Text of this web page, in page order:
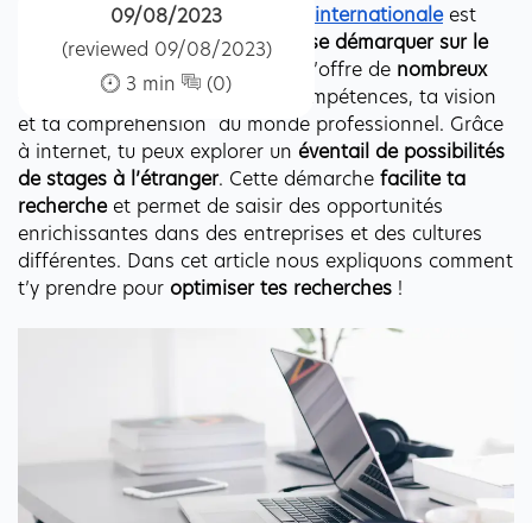
09/08/2023
(reviewed 09/08/2023)
3 min
(0)
expérience professionnelle internationale est
désormais incontournable pour
se démarquer sur le
marché du travail
. En effet, elle t’offre de nombreux
avantages en élargissant tes compétences, ta vision
et ta compréhension  du monde professionnel. Grâce
à internet, tu peux explorer un éventail de possibilités
de stages à l’étranger. Cette démarche facilite ta
recherche et permet de saisir des opportunités
enrichissantes dans des entreprises et des cultures
différentes. Dans cet article nous expliquons comment
t’y prendre pour optimiser tes recherches !